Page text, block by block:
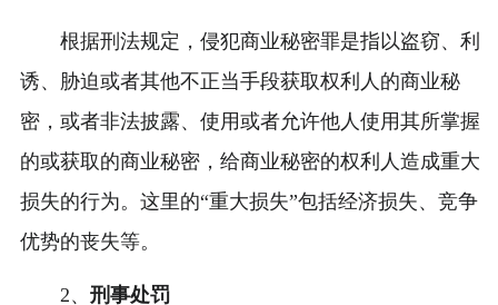
根据刑法规定，侵犯商业秘密罪是指以盗窃、利
诱、胁迫或者其他不正当手段获取权利人的商业秘
密，或者非法披露、使用或者允许他人使用其所掌握
的或获取的商业秘密，给商业秘密的权利人造成重大
损失的行为。这里的“重大损失”包括经济损失、竞争
优势的丧失等。
2、 刑事处罚